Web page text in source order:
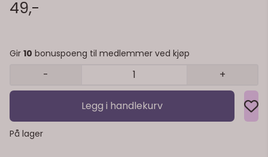
eller kakebord – Til servering ute og inne – Kombineres med annen
bordpynt Detaljer: – Antall: 8 stk – Volum: ca. 2,1 dl – Materiale: Papp
49,-
Gir 10 bonuspoeng til medlemmer ved kjøp
- +
Legg i handlekurv
På lager